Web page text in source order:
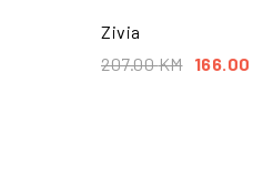
Zivia
207.00KM 166.00